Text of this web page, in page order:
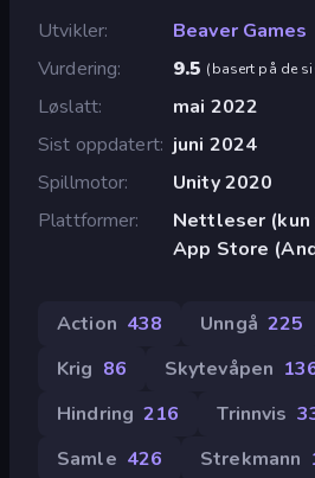
Utvikler
Beaver Games
Vurdering
9.5 (basert på de
Løslatt
mai 2022
Sist oppdatert juni 2024
Spillmotor
Unity 2020
Plattformer
Nettleser (kun
App Store
Action 438 Unngå 225
Krig 86 Skytevåpen
Hindring 216 Trinnvis
Samle 426 Strekmann